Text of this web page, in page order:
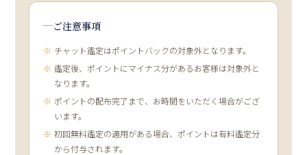
ご注意事項
チャット鑑定はポイントバックの対象外となります。
鑑定後、ポイントにマイナス分があるお客様は対象外と
なります。
ポイントの配布完了まで、お時間をいただく場合がござ
います。
初回無料鑑定の適用がある場合、ポイントは有料鑑定分
から付与されます。